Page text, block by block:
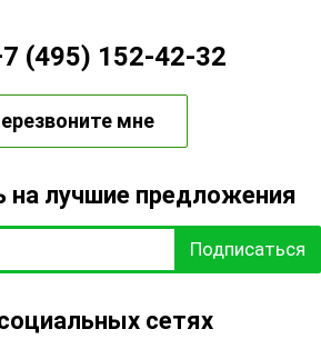
(495) 152-42-32
мне
на лучшие предложения
Подписаться
сетях